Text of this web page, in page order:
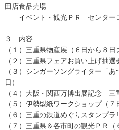
田店食品売場
イベント・観光ＰＲ センター
３ 内容
（１）三重県物産展（６日から８日
（２）三重県フェアお買い上げ抽選
（３）シンガーソングライター「
日）
（４）大阪・関西万博出展記念 三
（５）伊勢型紙ワークショップ（７
（６）三重の鉄道めぐりスタンプラ
（７）三重県＆各市町の観光ＰＲ（